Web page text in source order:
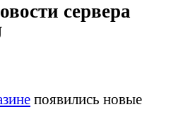
сервера
появились новые